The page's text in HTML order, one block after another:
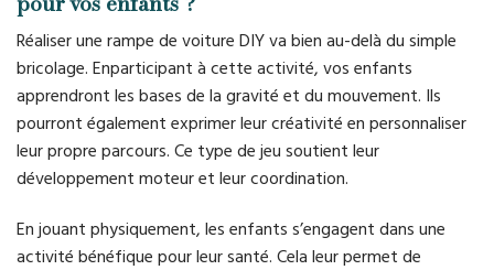
Réaliser une rampe de voiture DIY va bien au-delà du simple
bricolage. Enparticipant à cette activité, vos enfants
apprendront les bases de la gravité et du mouvement. Ils
pourront également exprimer leur créativité en personnaliser
leur propre parcours. Ce type de jeu soutient leur
développement moteur et leur coordination.
En jouant physiquement, les enfants s’engagent dans une
activité bénéfique pour leur santé. Cela leur permet de